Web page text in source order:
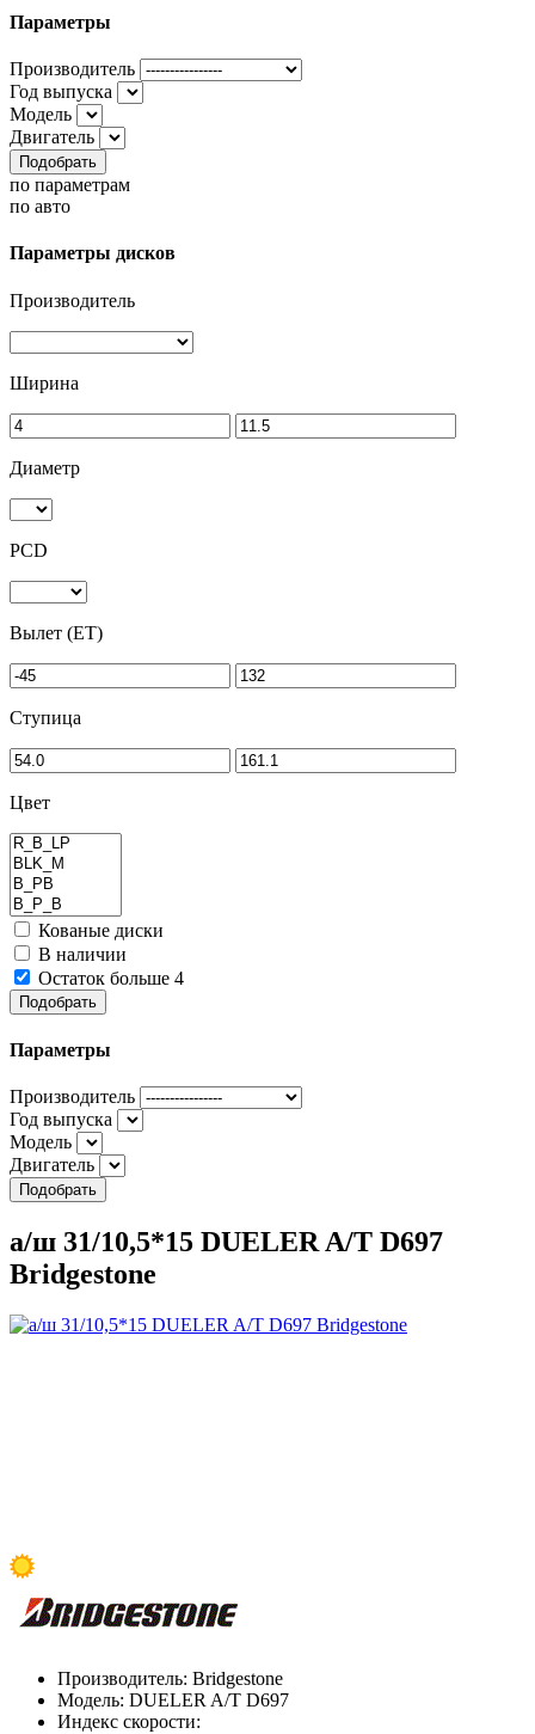
Параметры
Производитель
Год выпуска
Модель
Двигатель
Подобрать
по параметрам
по авто
Параметры дисков
Производитель
Ширина
Диаметр
PCD
Вылет (ET)
Ступица
Цвет
Кованые диски
В наличии
Остаток больше 4
Подобрать
Параметры
Производитель
Год выпуска
Модель
Двигатель
Подобрать
а/ш 31/10,5*15 DUELER A/T D697
Bridgestone
Производитель: Bridgestone
Модель: DUELER A/T D697
Индекс скорости: